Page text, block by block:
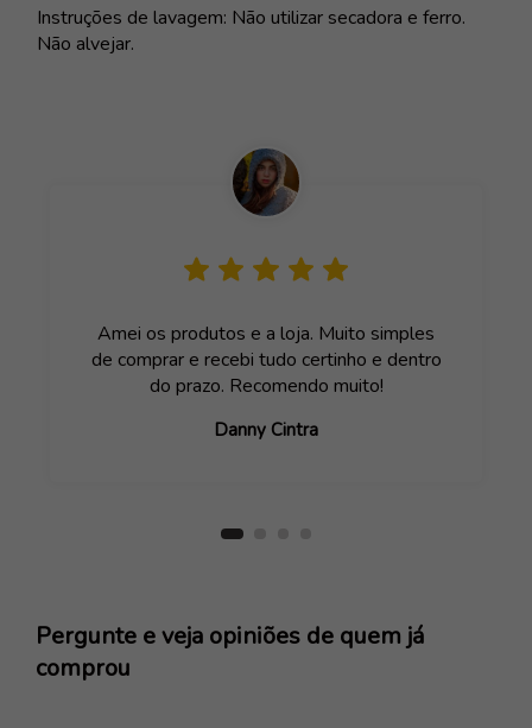
Instruções de lavagem: Não utilizar secadora e ferro.
Não alvejar.
Amei os produtos e a loja. Muito simples
de comprar e recebi tudo certinho e dentro
do prazo. Recomendo muito!
Danny Cintra
Pergunte e veja opiniões de quem já
comprou